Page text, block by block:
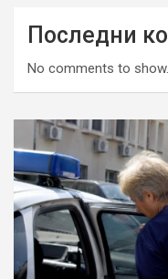
Последни
No comments to show.